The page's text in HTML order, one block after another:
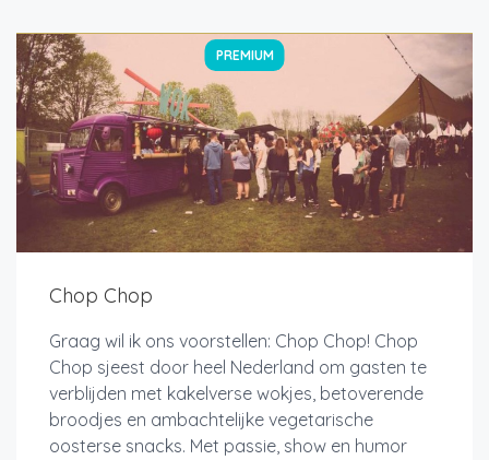
PREMIUM
Chop Chop
Graag wil ik ons voorstellen: Chop Chop! Chop
Chop sjeest door heel Nederland om gasten te
verblijden met kakelverse wokjes, betoverende
broodjes en ambachtelijke vegetarische
oosterse snacks. Met passie, show en humor